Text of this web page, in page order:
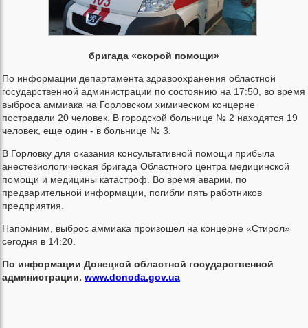
бригада «скорой помощи»
По информации департамента здравоохранения областной
государственной администрации по состоянию на 17:50, во время
выброса аммиака на Горловском химическом концерне
пострадали 20 человек. В городской больнице № 2 находятся 19
человек, еще один - в больнице № 3.
В Горловку для оказания консультативной помощи прибыла
анестезиологическая бригада Областного центра медицинской
помощи и медицины катастроф. Во время аварии, по
предварительной информации, погибли пять работников
предприятия.
Напомним, выброс аммиака произошел на концерне «Стирол»
сегодня в 14:20.
По информации Донецкой областной государственной
администрации. www.donoda.gov.ua